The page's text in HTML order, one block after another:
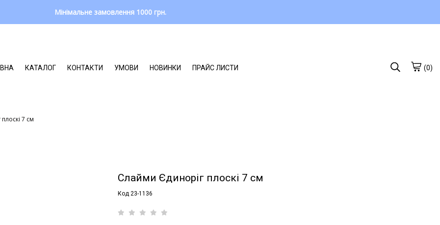
Мінімальне замовлення 1000 грн.
КАТАЛОГ КОНТАКТИ УМОВИ НОВИНКИ ПРАЙС ЛИСТИ (0)
7 см
Слайми Єдиноріг плоскі 7 см
Код 23-1136